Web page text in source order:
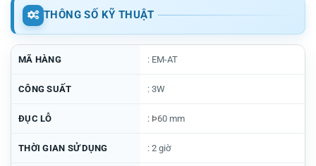
THÔNG SỐ KỸ THUẬT
MÃ HÀNG : EM-AT
CÔNG SUẤT : 3W
ĐỤC LỖ : Þ60 mm
THỜI GIAN SỬ DỤNG : 2 giờ